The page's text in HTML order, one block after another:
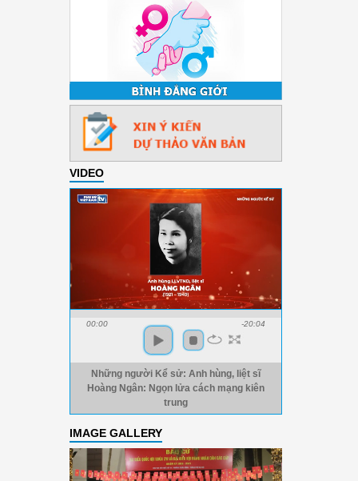
VIDEO
00:00 -20:04
Những người Kể sử: Anh hùng, liệt sĩ
Hoàng Ngân: Ngọn lửa cách mạng kiên
trung
IMAGE GALLERY